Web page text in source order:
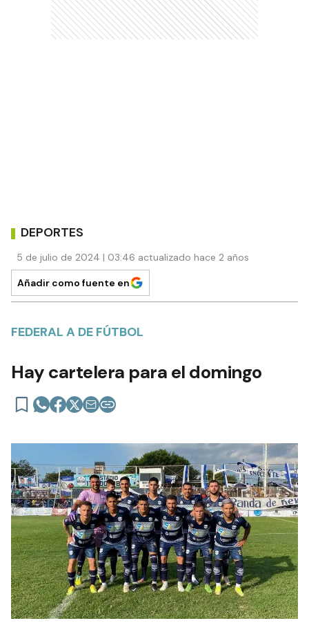
DEPORTES
5 de julio de 2024 | 03:46 actualizado hace 2 años
Añadir como fuente en
FEDERAL A DE FÚTBOL
Hay cartelera para el domingo